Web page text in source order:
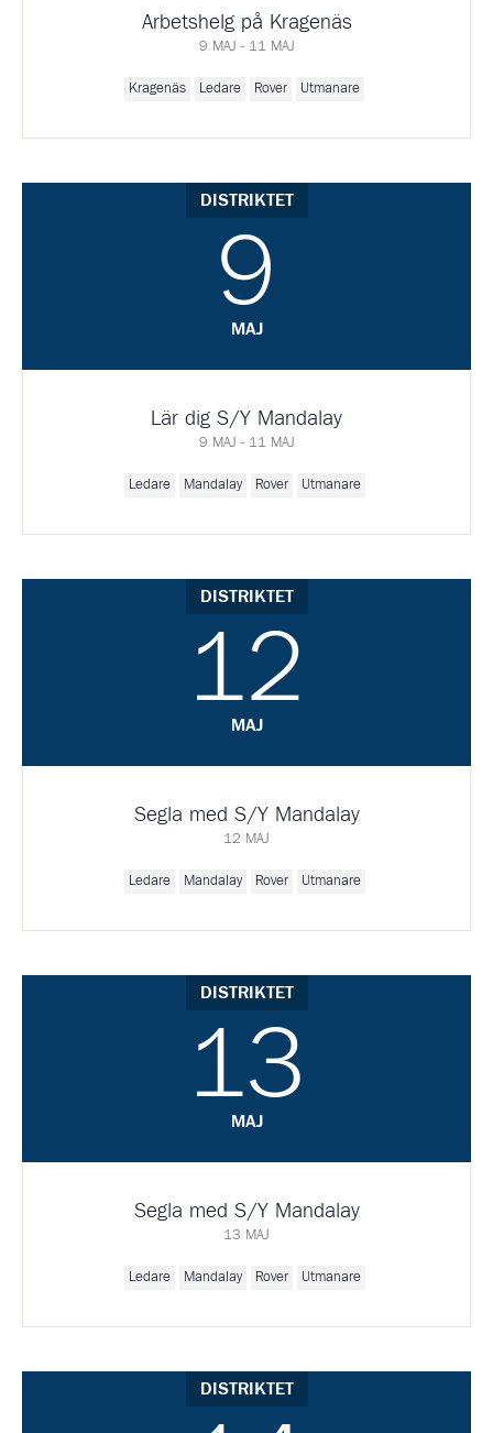
Arbetshelg på Kragenäs
9 MAJ - 11 MAJ
Kragenäs Ledare Rover Utmanare
DISTRIKTET
9
MAJ
Lär dig S/Y Mandalay
9 MAJ - 11 MAJ
Ledare Mandalay Rover Utmanare
DISTRIKTET
12
MAJ
Segla med S/Y Mandalay
12 MAJ
Ledare Mandalay Rover Utmanare
DISTRIKTET
13
MAJ
Segla med S/Y Mandalay
13 MAJ
Ledare Mandalay Rover Utmanare
DISTRIKTET